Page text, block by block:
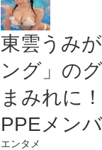
東雲うみ
ング」の
まみれに
PPEメン
エンタメ